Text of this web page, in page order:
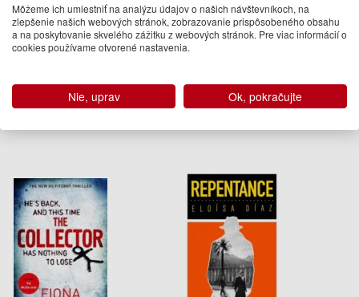
Mr Loverman
13.95 €
Na sklade
Help Wanted
13.95 €
Na sklade
Môžeme ich umiestniť na analýzu údajov o našich návštevníkoch, na
zlepšenie našich webových stránok, zobrazovanie prispôsobeného obsahu
a na poskytovanie skvelého zážitku z webových stránok. Pre viac informácií o
cookies používame otvorené nastavenia.
Nie, uprav Ok, pokračujte